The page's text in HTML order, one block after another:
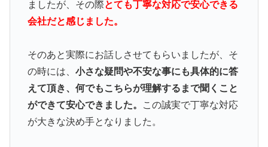
ましたが、その際とても丁寧な対応で安心できる
会社だと感じました。
そのあと実際にお話しさせてもらいましたが、そ
の時には、 小さな疑問や不安な事にも具体的に答
えて頂き、何でもこちらが理解するまで聞くこと
ができて安心できました。
この誠実で丁寧な対応
が大きな決め手となりました。